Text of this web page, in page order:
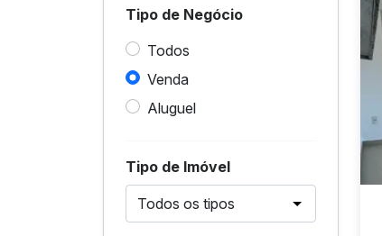
Tipo de Negócio
Todos
Venda
Aluguel
Tipo de Imóvel